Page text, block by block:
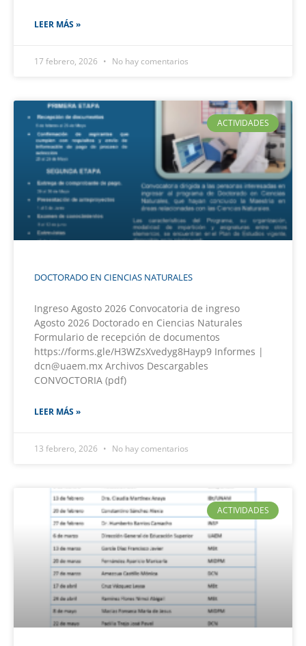
LEER MÁS »
17 febrero, 2026 No hay comentarios
ACTIVIDADES
DOCTORADO EN CIENCIAS NATURALES
Ingreso Agosto 2026 Convocatoria de ingreso
Agosto 2026 Doctorado en Ciencias Naturales
Formulario de recepción de documentos
https://forms.gle/H3WZsXvedyg8Hayp9 Informes |
dcn@uaem.mx Archivos Descargables
CONVOCTORIA (pdf)
LEER MÁS »
13 febrero, 2026 No hay comentarios
ACTIVIDADES